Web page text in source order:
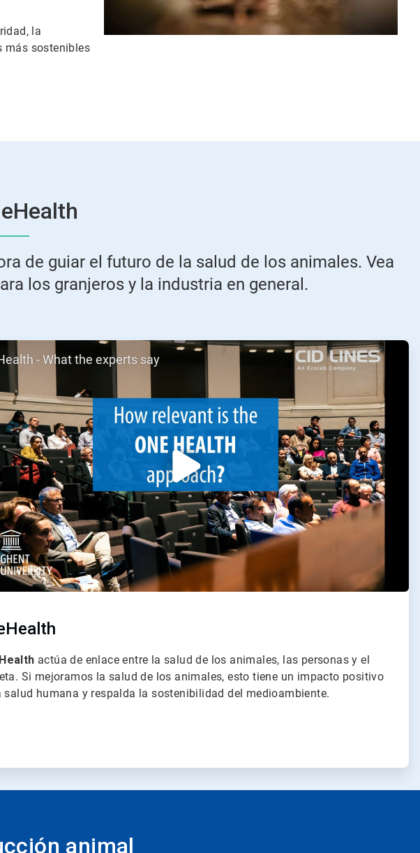
la
más sostenibles
de guiar el futuro de la salud de los animales. Vea
los granjeros y la industria en general.
- What the experts say
actúa de enlace entre la salud de los animales, las personas y el
Si mejoramos la salud de los animales, esto tiene un impacto positivo
salud humana y respalda la sostenibilidad del medioambiente.
animal